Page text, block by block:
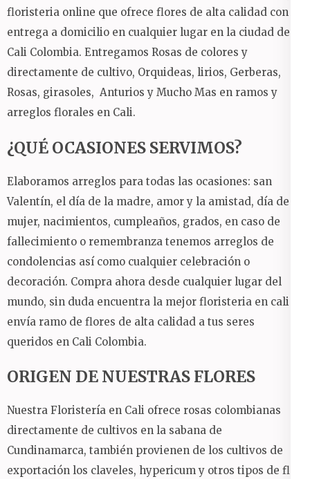
floristeria online que ofrece flores de alta calidad con
entrega a domicilio en cualquier lugar en la ciudad de
Cali Colombia. Entregamos Rosas de colores y
directamente de cultivo, Orquideas, lirios, Gerberas,
Rosas, girasoles, Anturios y Mucho Mas en ramos y
arreglos florales en Cali.
¿QUÉ OCASIONES SERVIMOS?
Elaboramos arreglos para todas las ocasiones: san
Valentín, el día de la madre, amor y la amistad, día de la
mujer, nacimientos, cumpleaños, grados, en caso de
fallecimiento o remembranza tenemos arreglos de
condolencias así como cualquier celebración o
decoración. Compra ahora desde cualquier lugar del
mundo, sin duda encuentra la mejor floristeria en cali y
envía ramo de flores de alta calidad a tus seres
queridos en Cali Colombia.
ORIGEN DE NUESTRAS FLORES
Nuestra Floristería en Cali ofrece rosas colombianas
directamente de cultivos en la sabana de
Cundinamarca, también provienen de los cultivos de
exportación los claveles, hypericum y otros tipos de flor.